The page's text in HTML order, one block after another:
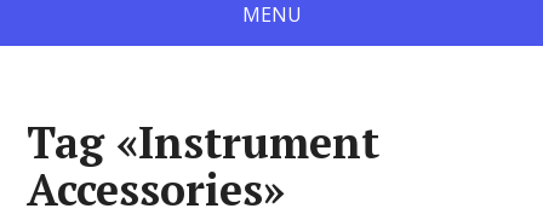
MENU
Tag «Instrument
Accessories»